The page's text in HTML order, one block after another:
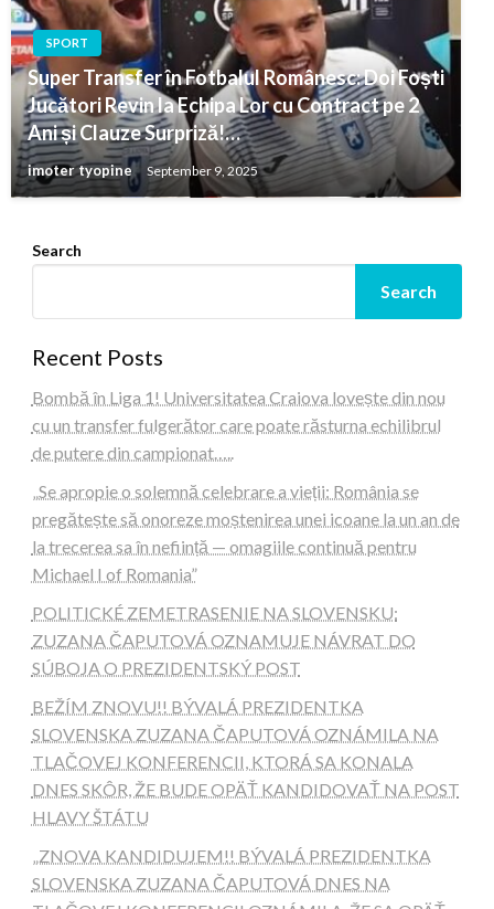
SPORT
Super Transfer în Fotbalul Românesc: Doi Foști
Jucători Revin la Echipa Lor cu Contract pe 2
Ani și Clauze Surpriză!…
imoter tyopine September 9, 2025
Search
Search
Recent Posts
Bombă în Liga 1! Universitatea Craiova lovește din nou
cu un transfer fulgerător care poate răsturna echilibrul
de putere din campionat…..
„Se apropie o solemnă celebrare a vieții: România se
pregătește să onoreze moștenirea unei icoane la un an de
la trecerea sa în neființă — omagiile continuă pentru
Michael I of Romania”
POLITICKÉ ZEMETRASENIE NA SLOVENSKU:
ZUZANA ČAPUTOVÁ OZNAMUJE NÁVRAT DO
SÚBOJA O PREZIDENTSKÝ POST
BEŽÍM ZNOVU!! BÝVALÁ PREZIDENTKA
SLOVENSKA ZUZANA ČAPUTOVÁ OZNÁMILA NA
TLAČOVEJ KONFERENCII, KTORÁ SA KONALA
DNES SKÔR, ŽE BUDE OPÄŤ KANDIDOVAŤ NA POST
HLAVY ŠTÁTU
„ZNOVA KANDIDUJEM!! BÝVALÁ PREZIDENTKA
SLOVENSKA ZUZANA ČAPUTOVÁ DNES NA